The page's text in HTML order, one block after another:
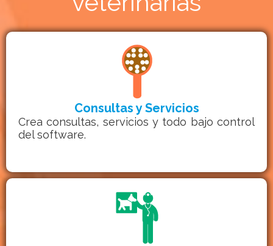
Consultas y Servicios
Crea consultas, servicios y todo bajo control
del software.